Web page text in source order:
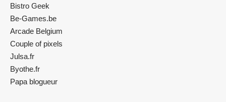
Bistro Geek
Be-Games.be
Arcade Belgium
Couple of pixels
Julsa.fr
Byothe.fr
Papa blogueur